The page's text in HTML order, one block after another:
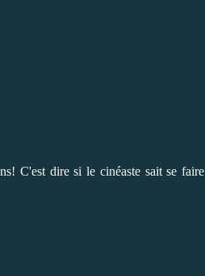
C'est dire si le cinéaste sait se faire